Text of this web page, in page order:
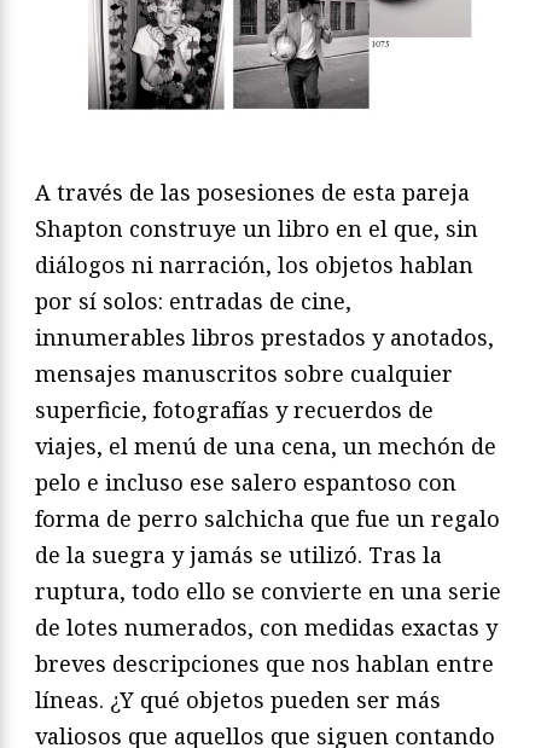
A través de las posesiones de esta pareja
Shapton construye un libro en el que, sin
diálogos ni narración, los objetos hablan
por sí solos: entradas de cine,
innumerables libros prestados y anotados,
mensajes manuscritos sobre cualquier
superficie, fotografías y recuerdos de
viajes, el menú de una cena, un mechón de
pelo e incluso ese salero espantoso con
forma de perro salchicha que fue un regalo
de la suegra y jamás se utilizó. Tras la
ruptura, todo ello se convierte en una serie
de lotes numerados, con medidas exactas y
breves descripciones que nos hablan entre
líneas. ¿Y qué objetos pueden ser más
valiosos que aquellos que siguen contando